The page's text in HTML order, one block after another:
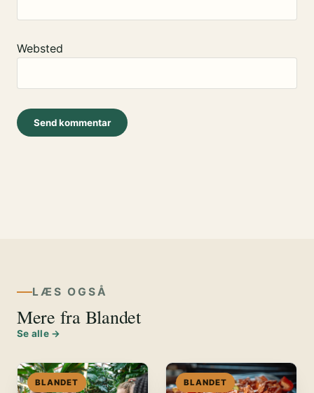
Websted
LÆS OGSÅ
Mere fra Blandet
Se alle →
BLANDET BLANDET